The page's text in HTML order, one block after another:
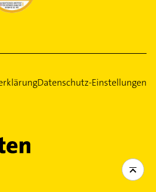
Datenschutz-Einstellungen